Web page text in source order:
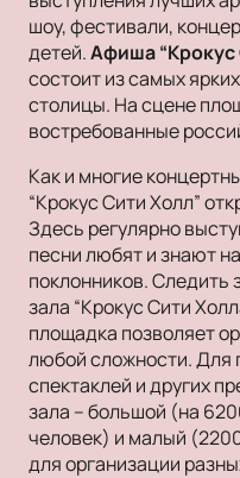
шоу, фестивали,
детей.Афиша “Крокус
состоит из самых
столицы. На сцене
востребованные
Как и многие
“Крокус Сити Холл”
Здесь регулярно
песни любят и знают
поклонников. Следить
зала “Крокус Сити
площадка позволяет
любой сложности. Для
спектаклей и других
зала – большой (на
человек) и малый
для организации